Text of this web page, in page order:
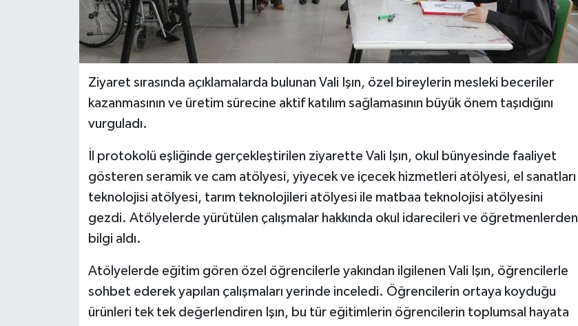
Ziyaret sırasında açıklamalarda bulunan Vali Işın, özel bireylerin mesleki beceriler
kazanmasının ve üretim sürecine aktif katılım sağlamasının büyük önem taşıdığını
vurguladı.
İl protokolü eşliğinde gerçekleştirilen ziyarette Vali Işın, okul bünyesinde faaliyet
gösteren seramik ve cam atölyesi, yiyecek ve içecek hizmetleri atölyesi, el sanatları
teknolojisi atölyesi, tarım teknolojileri atölyesi ile matbaa teknolojisi atölyesini
gezdi. Atölyelerde yürütülen çalışmalar hakkında okul idarecileri ve öğretmenlerden
bilgi aldı.
Atölyelerde eğitim gören özel öğrencilerle yakından ilgilenen Vali Işın, öğrencilerle
sohbet ederek yapılan çalışmaları yerinde inceledi. Öğrencilerin ortaya koyduğu
ürünleri tek tek değerlendiren Işın, bu tür eğitimlerin öğrencilerin toplumsal hayata
Vefat Haberleri